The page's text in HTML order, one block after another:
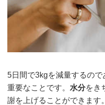
5日間で3kgを減量するの
重要なことです。 水分をき
謝を上げることができます。